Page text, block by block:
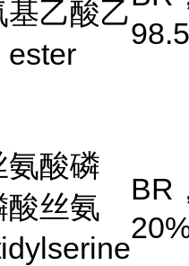
乙酸乙
ester
氨酸磷
酸丝氨
BR